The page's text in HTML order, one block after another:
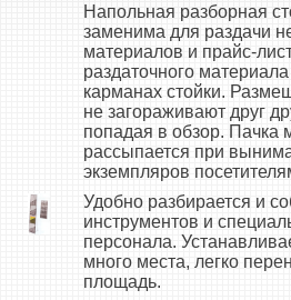
Напольная разборная
заменима для раздачи
материалов и прайс-
раздаточного
карманах стойки.
не загораживают друг
попадая в обзор. Пачка
рассыпается при
экземпляров
Удобно разбирается и
инструментов и
персонала.
много места, легко
площадь.